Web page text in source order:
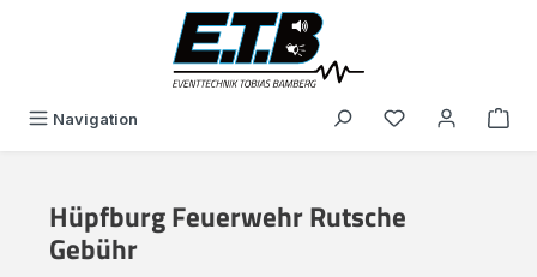
Navigation Du hast 0
Hüpfburg Feuerwehr Rutsche
Gebühr